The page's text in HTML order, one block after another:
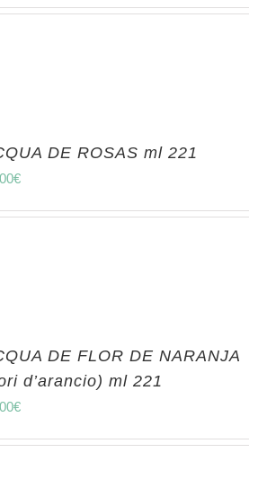
DE ROSAS ml 221
€
DE FLOR DE NARANJA
d’arancio) ml 221
€